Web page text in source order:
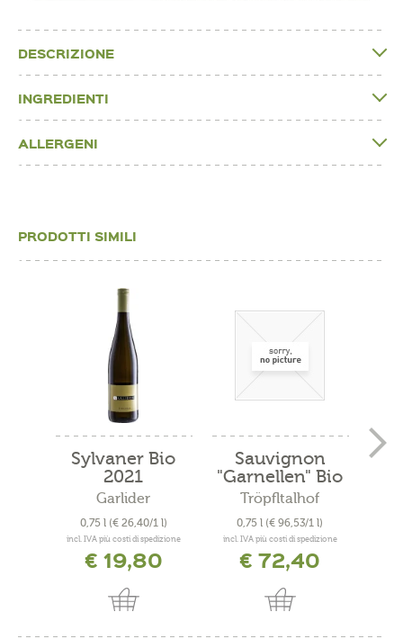
DESCRIZIONE
INGREDIENTI
ALLERGENI
PRODOTTI SIMILI
Sylvaner Bio
2021
Garlider
0,75 l (€ 26,40/1 l)
incl. IVA più costi di spedizione
€ 19,80
Sauvignon
"Garnellen" Bio
2019
Tröpfltalhof
0,75 l (€ 96,53/1 l)
incl. IVA più costi di spedizione
€ 72,40